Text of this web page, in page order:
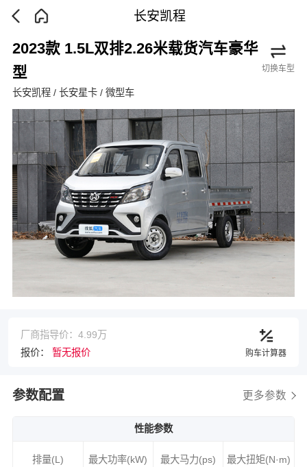
长安凯程
2023款 1.5L双排2.26米载货汽车豪华
型
长安凯程 / 长安星卡 / 微型车
切换车型
厂商指导价：4.99万
报价： 暂无报价 购车计算器
参数配置 更多参数
性能参数
排量(L)
最大功率(kW)
最大马力(ps)
最大扭矩(N·m)